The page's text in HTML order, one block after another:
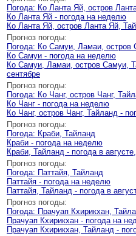
Погода: Ко Ланта Яй, остров
Ко Ланта Яй - погода на неделю
Ко Ланта Яй, остров Ланта Яй,
Прогноз погоды:
Погода: Ко Самуи, Ламаи, остров
Ко Самуи - погода на неделю
Ко Самуи, Ламаи, остров Самуи,
сентябре
Прогноз погоды:
Погода: Ко Чанг, остров Чанг,
Ко Чанг - погода на неделю
Ко Чанг, остров Чанг, Тайланд -
Прогноз погоды:
Погода: Краби, Тайланд
Краби - погода на неделю
Краби, Тайланд - погода в
Прогноз погоды:
Погода: Паттайя, Тайланд
Паттайя - погода на неделю
Паттайя, Тайланд - погода в
Прогноз погоды:
Погода: Прачуап Кхирикхан,
Прачуап Кхирикхан - погода на
Прачуап Кхирикхан, Тайланд -